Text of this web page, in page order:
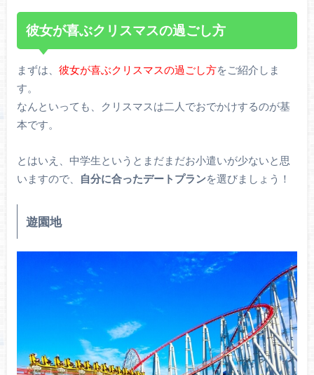
彼女が喜ぶクリスマスの過ごし方
まずは、 彼女が喜ぶクリスマスの過ごし方をご紹介しま
す。
なんといっても、クリスマスは二人でおでかけするのが基
本です。
とはいえ、中学生というとまだまだお小遣いが少ないと思
いますので、
自分に合ったデートプランを選びましょう！
遊園地